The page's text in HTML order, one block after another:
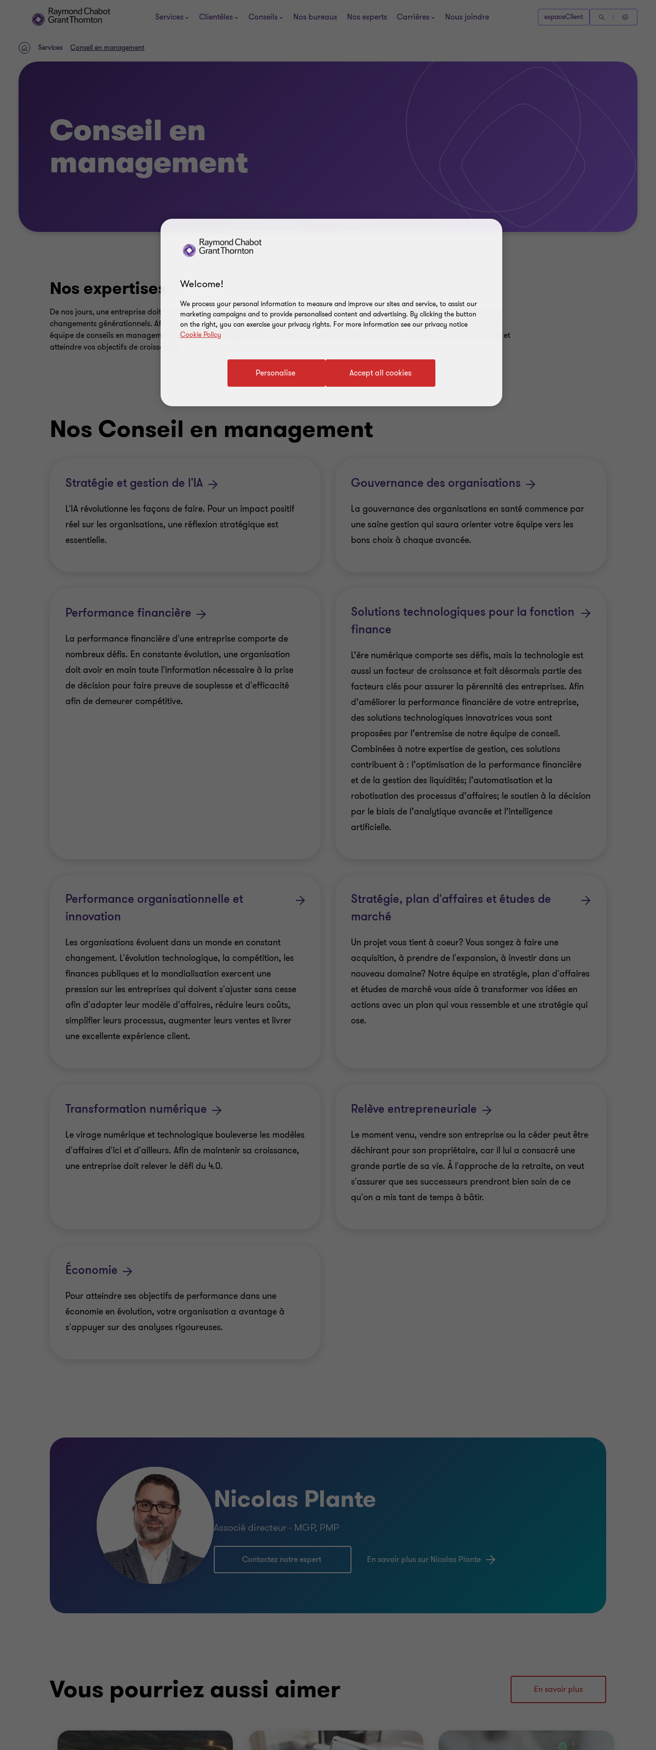
Services Clientèles Conseils Nos bureaux Nos experts Carrières Nous joindre espaceClient
ACCUEIL
Services Conseil en management
Conseil en
management
Nos expertises
De nos jours, une entreprise doit faire preuve de flexibilité afin de s'adapter à la mondialisation, à l'évolution technologique et aux
changements générationnels. Affinez votre vision d'affaires avec une stratégie innovante et adaptée à votre environnement. Notre
équipe de conseils en management travaille en synergie avec vous pour recruter les meilleurs talents, optimiser votre performance et
atteindre vos objectifs de croissance.
Nos Conseil en management
Stratégie et gestion de l'IA
L'IA révolutionne les façons de faire. Pour un impact positif
réel sur les organisations, une réflexion stratégique est
essentielle.
Performance financière
La performance financière d'une entreprise comporte de
nombreux défis. En constante évolution, une organisation
doit avoir en main toute l'information nécessaire à la prise
de décision pour faire preuve de souplesse et d'efficacité
afin de demeurer compétitive.
Performance organisationnelle et
innovation
Les organisations évoluent dans un monde en constant
changement. L'évolution technologique, la compétition, les
finances publiques et la mondialisation exercent une
pression sur les entreprises qui doivent s'ajuster sans cesse
afin d'adapter leur modèle d'affaires, réduire leurs coûts,
simplifier leurs processus, augmenter leurs ventes et livrer
une excellente expérience client.
Transformation numérique
Le virage numérique et technologique bouleverse les modèles
d'affaires d'ici et d'ailleurs. Afin de maintenir sa croissance,
une entreprise doit relever le défi du 4.0.
Économie
Pour atteindre ses objectifs de performance dans une
économie en évolution, votre organisation a avantage à
s'appuyer sur des analyses rigoureuses.
Gouvernance des organisations
La gouvernance des organisations en santé commence par
une saine gestion qui saura orienter votre équipe vers les
bons choix à chaque avancée.
Solutions technologiques pour la fonction
finance
L’ère numérique comporte ses défis, mais la technologie est
aussi un facteur de croissance et fait désormais partie des
facteurs clés pour assurer la pérennité des entreprises. Afin
d’améliorer la performance financière de votre entreprise,
des solutions technologiques innovatrices vous sont
proposées par l’entremise de notre équipe de conseil.
Combinées à notre expertise de gestion, ces solutions
contribuent à : l’optimisation de la performance financière
et de la gestion des liquidités; l’automatisation et la
robotisation des processus d’affaires; le soutien à la décision
par le biais de l’analytique avancée et l’intelligence
artificielle.
Stratégie, plan d'affaires et études de
marché
Un projet vous tient à coeur? Vous songez à faire une
acquisition, à prendre de l'expansion, à investir dans un
nouveau domaine? Notre équipe en stratégie, plan d'affaires
et études de marché vous aide à transformer vos idées en
actions avec un plan qui vous ressemble et une stratégie qui
ose.
Relève entrepreneuriale
Le moment venu, vendre son entreprise ou la céder peut être
déchirant pour son propriétaire, car il lui a consacré une
grande partie de sa vie. À l'approche de la retraite, on veut
s'assurer que ses successeurs prendront bien soin de ce
qu'on a mis tant de temps à bâtir.
Nicolas Plante
Associé directeur - MGP, PMP
Contactez notre expert En savoir plus sur Nicolas Plante
Vous pourriez aussi aimer En savoir plus
Welcome!
We process your personal information to measure and improve our sites and service, to assist our
marketing campaigns and to provide personalised content and advertising. By clicking the button
on the right, you can exercise your privacy rights. For more information see our privacy notice
Cookie Policy
Accept all cookies
Personalise